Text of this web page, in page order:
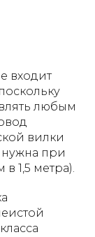
входит
любым
вилки
нужна при
1,5 метра).